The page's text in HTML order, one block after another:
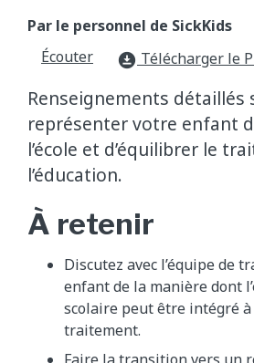
Par le personnel de SickKids
Écouter
download_for_offline Télécharger le
Renseignements détaillés
représenter votre enfant
l’école et d’équilibrer le
l’éducation.
À retenir
Discutez avec l’équipe de
enfant de la manière dont
scolaire peut être intégré
traitement.